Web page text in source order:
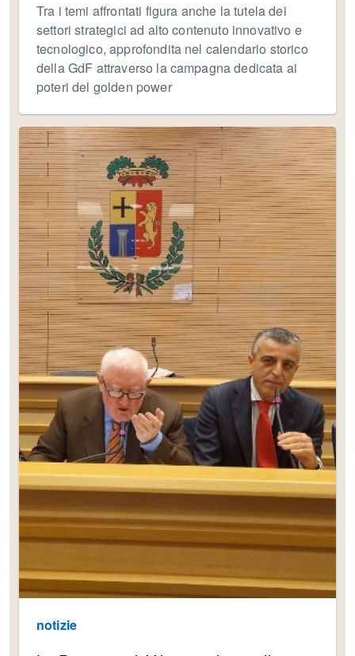
Tra i temi affrontati figura anche la tutela dei
settori strategici ad alto contenuto innovativo e
tecnologico, approfondita nel calendario storico
della GdF attraverso la campagna dedicata ai
poteri del golden power
notizie